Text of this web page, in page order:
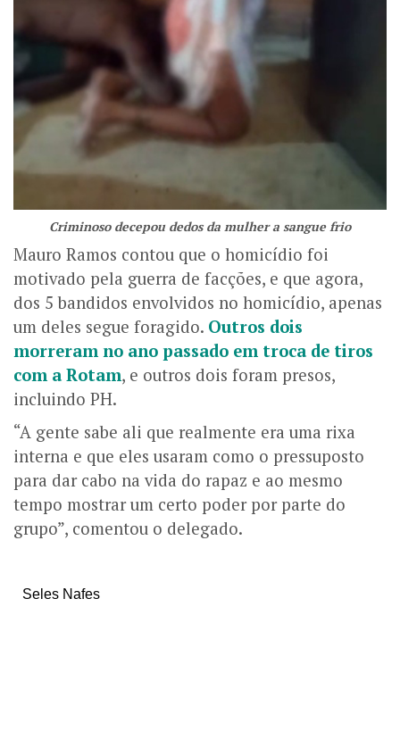
Criminoso decepou dedos da mulher a sangue frio
Mauro Ramos contou que o homicídio foi
motivado pela guerra de facções, e que agora,
dos 5 bandidos envolvidos no homicídio, apenas
um deles segue foragido. Outros dois
morreram no ano passado em troca de tiros
com a Rotam, e outros dois foram presos,
incluindo PH.
“A gente sabe ali que realmente era uma rixa
interna e que eles usaram como o pressuposto
para dar cabo na vida do rapaz e ao mesmo
tempo mostrar um certo poder por parte do
grupo”, comentou o delegado.
Seles Nafes